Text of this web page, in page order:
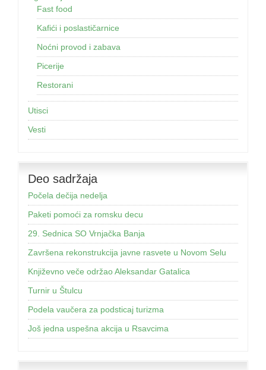
Fast food
Kafići i poslastičarnice
Noćni provod i zabava
Picerije
Restorani
Utisci
Vesti
Deo sadržaja
Počela dečija nedelja
Paketi pomoći za romsku decu
29. Sednica SO Vrnjačka Banja
Završena rekonstrukcija javne rasvete u Novom Selu
Književno veče održao Aleksandar Gatalica
Turnir u Štulcu
Podela vaučera za podsticaj turizma
Još jednа uspešnа аkcijа u Rsаvcimа